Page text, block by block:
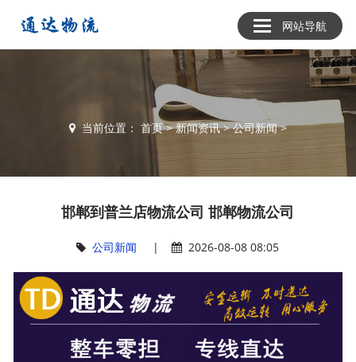
网站导航
当前位置： 首页>新闻资讯>公司新闻>
邯郸到普兰店物流公司 邯郸物流公司
公司新闻 | 2026-08-08 08:05